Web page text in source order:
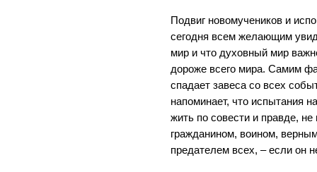
Подвиг новомучеников и
сегодня всем желающим
мир и что духовный мир
дороже всего мира. Самим
спадает завеса со всех
напоминает, что испытания
жить по совести и правде,
гражданином, воином,
предателем всех, – если он